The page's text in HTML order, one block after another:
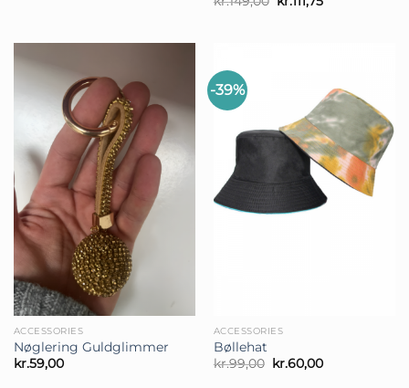
oprindelige
ACCESSORIES
Nøglering Guldglimmer
kr.59,00
-39%
ACCESSORIES
Bøllehat
kr.99,00 Den
oprindelige
kr.60,00Den